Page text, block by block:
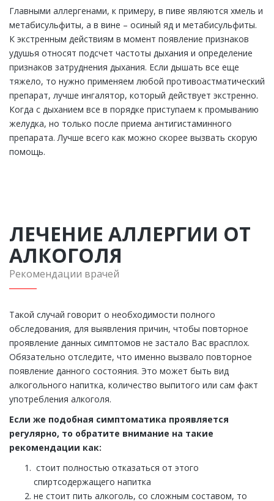
Главными аллергенами, к примеру, в пиве являются хмель и
метабисульфиты, а в вине – осиный яд и метабисульфиты.
К экстренным действиям в момент появление признаков
удушья относят подсчет частоты дыхания и определение
признаков затруднения дыхания. Если дышать все еще
тяжело, то нужно применяем любой противоастматический
препарат, лучше ингалятор, который действует экстренно.
Когда с дыханием все в порядке приступаем к промыванию
желудка, но только после приема антигистаминного
препарата. Лучше всего как можно скорее вызвать скорую
помощь.
ЛЕЧЕНИЕ АЛЛЕРГИИ ОТ
АЛКОГОЛЯ
Рекомендации врачей
Такой случай говорит о необходимости полного
обследования, для выявления причин, чтобы повторное
проявление данных симптомов не застало Вас врасплох.
Обязательно отследите, что именно вызвало повторное
появление данного состояния. Это может быть вид
алкогольного напитка, количество выпитого или сам факт
употребления алкоголя.
Если же подобная симптоматика проявляется
регулярно, то обратите внимание на такие
рекомендации как:
стоит полностью отказаться от этого
спиртсодержащего напитка
не стоит пить алкоголь, со сложным составом, то